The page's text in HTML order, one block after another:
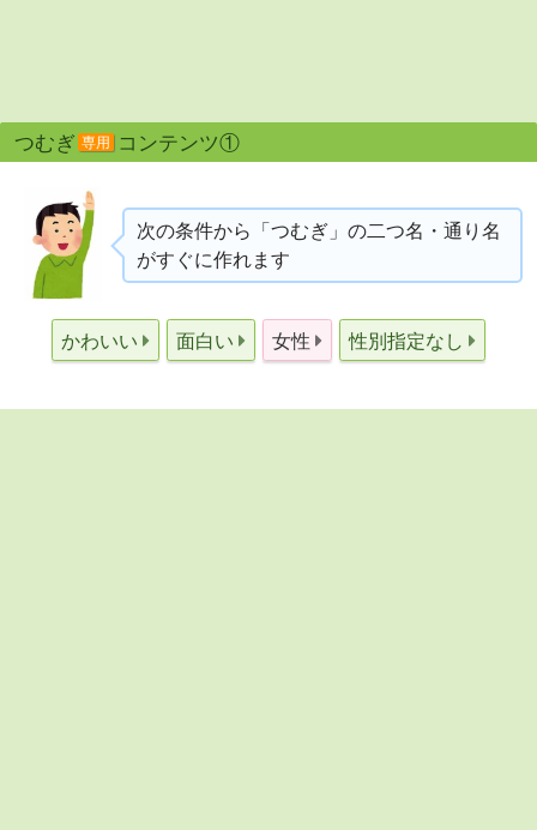
つむぎ 専用 コンテンツ①
次の条件から「つむぎ」の二つ名・通り名
がすぐに作れます
かわいい 面白い 女性 性別指定なし